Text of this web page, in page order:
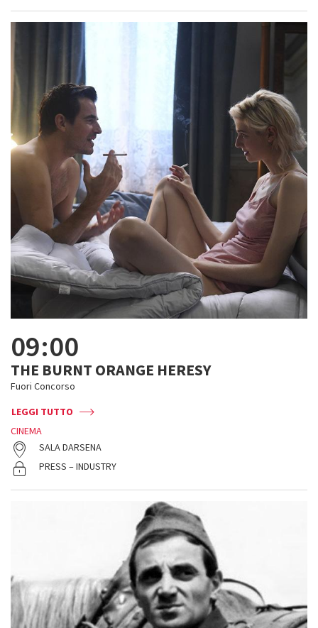
09:00
THE BURNT ORANGE HERESY
Fuori Concorso
LEGGI TUTTO
CINEMA
SALA DARSENA
PRESS – INDUSTRY